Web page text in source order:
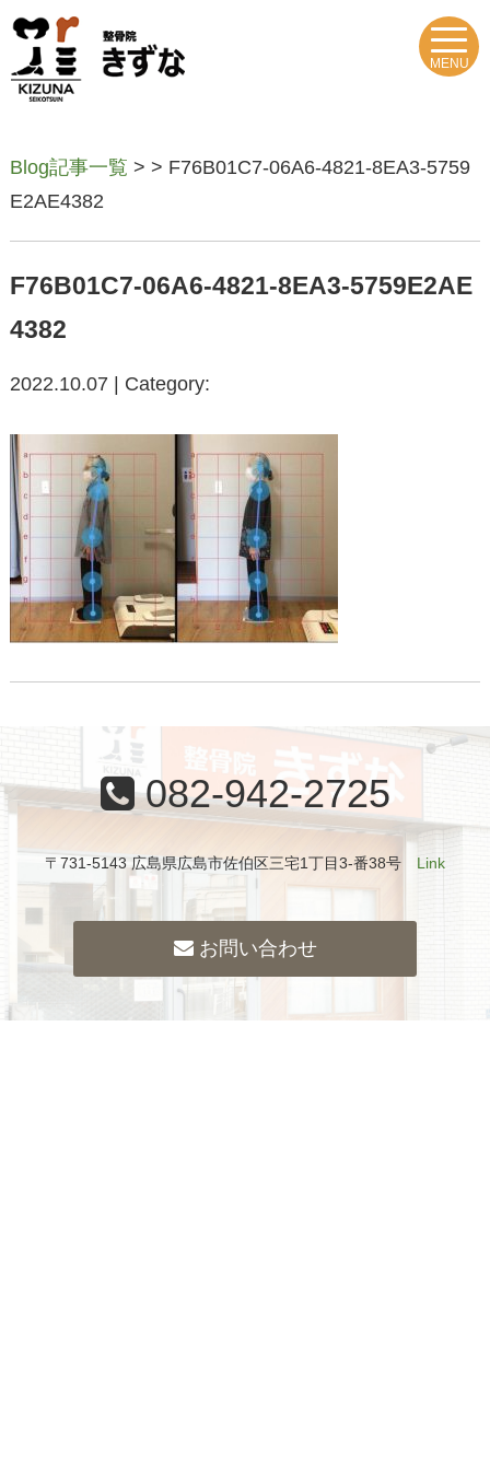
MENU
Blog記事一覧 > > F76B01C7-06A6-4821-8EA3-5759
E2AE4382
F76B01C7-06A6-4821-8EA3-5759E2AE
4382
2022.10.07 | Category:
082-942-2725
〒731-5143 広島県広島市佐伯区三宅1丁目3-番38号 Link
お問い合わせ